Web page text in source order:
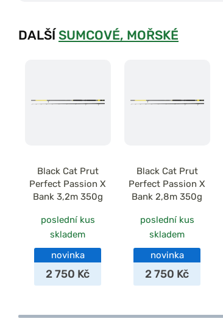
DALŠÍ SUMCOVÉ, MOŘSKÉ
Black Cat Prut
Perfect Passion X
Bank 3,2m 350g
poslední kus
skladem
novinka
2 750 Kč
Black Cat Prut
Perfect Passion X
Bank 2,8m 350g
poslední kus
skladem
novinka
2 750 Kč